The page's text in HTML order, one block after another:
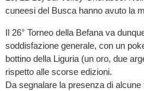
cuneesi del Busca hanno avuto la
Il 26° Torneo della Befana va
soddisfazione generale, con un
bottino della Liguria (un oro, due
rispetto alle scorse edizioni.
Da segnalare la presenza di